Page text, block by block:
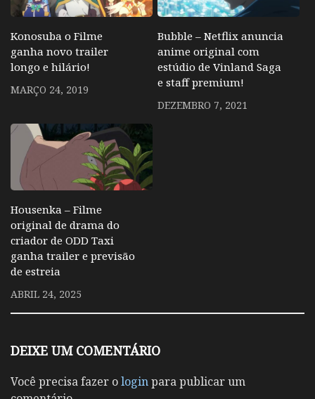
Konosuba o Filme
ganha novo trailer
longo e hilário!
MARÇO 24, 2019
Bubble – Netflix anuncia
anime original com
estúdio de Vinland Saga
e staff premium!
DEZEMBRO 7, 2021
Housenka – Filme
original de drama do
criador de ODD Taxi
ganha trailer e previsão
de estreia
ABRIL 24, 2025
DEIXE UM COMENTÁRIO
Você precisa fazer ologinpara publicar um